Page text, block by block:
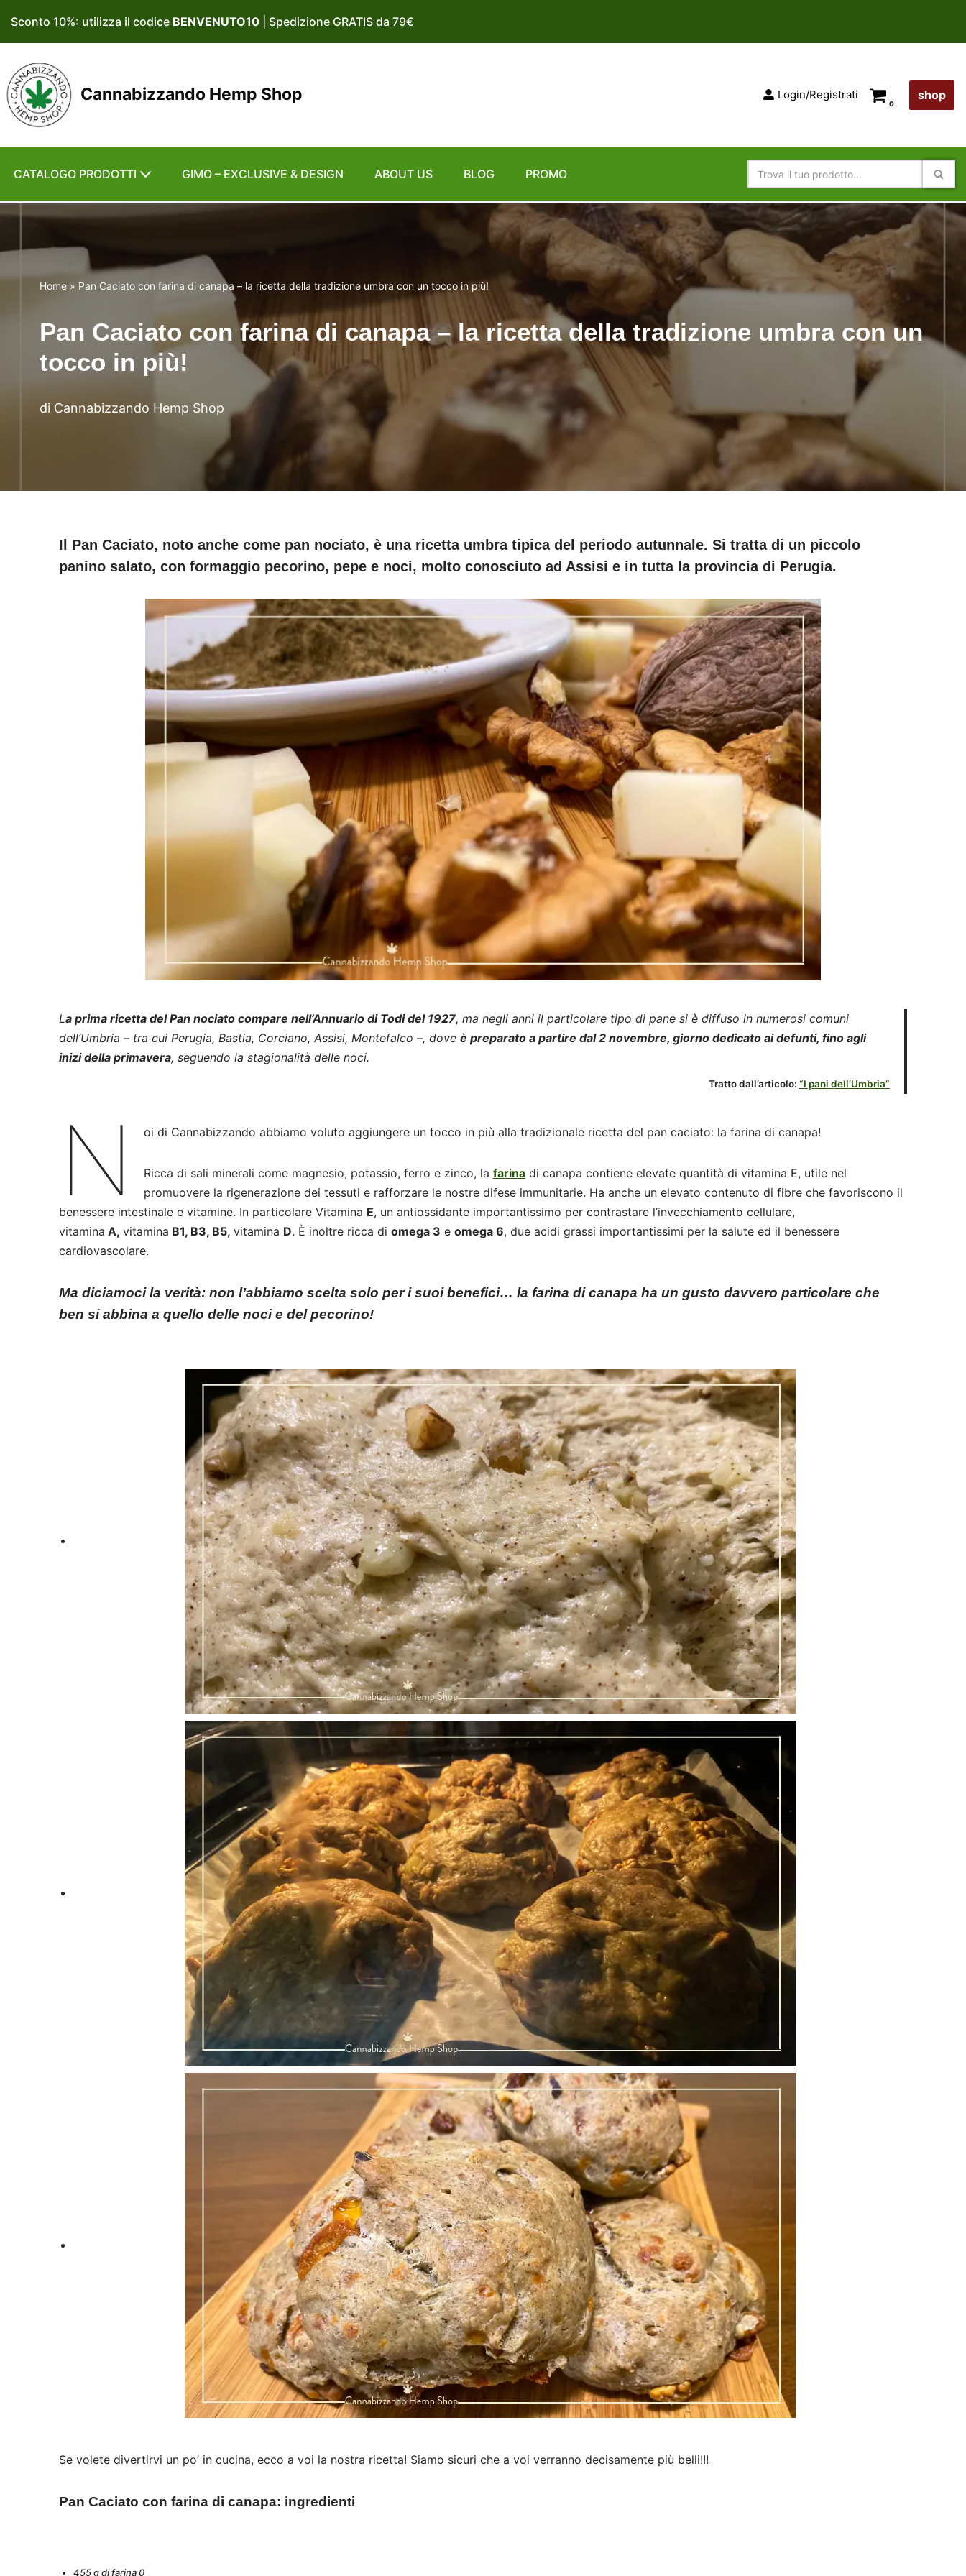
Vai
contenuto
Sconto 10%: utilizza il codice BENVENUTO10 | Spedizione GRATIS da 79€
Cannabizzando Hemp Shop Login/Registrati
0
shop
CATALOGO PRODOTTI GIMO – EXCLUSIVE & DESIGN ABOUT US BLOG PROMO
Home » Pan Caciato con farina di canapa – la ricetta della tradizione umbra con un tocco in più!
Pan Caciato con farina di canapa – la ricetta della tradizione umbra con un
tocco in più!
di Cannabizzando Hemp Shop
Il Pan Caciato, noto anche come pan nociato, è una ricetta umbra tipica del periodo autunnale. Si tratta di un piccolo
panino salato, con formaggio pecorino, pepe e noci, molto conosciuto ad Assisi e in tutta la provincia di Perugia.
La prima ricetta del Pan nociato compare nell’Annuario di Todi del 1927, ma negli anni il particolare tipo di pane si è diffuso in numerosi comuni
dell’Umbria – tra cui Perugia, Bastia, Corciano, Assisi, Montefalco –, doveè preparato a partire dal 2 novembre, giorno dedicato ai defunti, fino agli
inizi della primavera, seguendo la stagionalità delle noci.
Tratto dall’articolo: “I pani dell’Umbria”
N oi di Cannabizzando abbiamo voluto aggiungere un tocco in più alla tradizionale ricetta del pan caciato: la farina di canapa!
Ricca di sali minerali come magnesio, potassio, ferro e zinco, la farinadi canapa contiene elevate quantità di vitamina E, utile nel
promuovere la rigenerazione dei tessuti e rafforzare le nostre difese immunitarie. Ha anche un elevato contenuto di fibre che favoriscono il
benessere intestinale e vitamine. In particolare Vitamina E, un antiossidante importantissimo per contrastare l’invecchiamento cellulare,
vitamina A,vitamina B1, B3, B5,vitamina D. È inoltre ricca diomega 3 eomega 6, due acidi grassi importantissimi per la salute ed il benessere
cardiovascolare.
Ma diciamoci la verità: non l’abbiamo scelta solo per i suoi benefici… la farina di canapa ha un gusto davvero particolare che
ben si abbina a quello delle noci e del pecorino!
Se volete divertirvi un po’ in cucina, ecco a voi la nostra ricetta! Siamo sicuri che a voi verranno decisamente più belli!!!
Pan Caciato con farina di canapa: ingredienti
455 g di farina 0